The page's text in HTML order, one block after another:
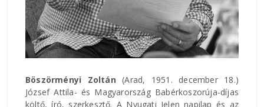
Böszörményi Zoltán (Arad, 1951. december 18.)
József Attila- és Magyarország Babérkoszorúja-díjas
költő, író, szerkesztő. A Nyugati Jelen napilap és az